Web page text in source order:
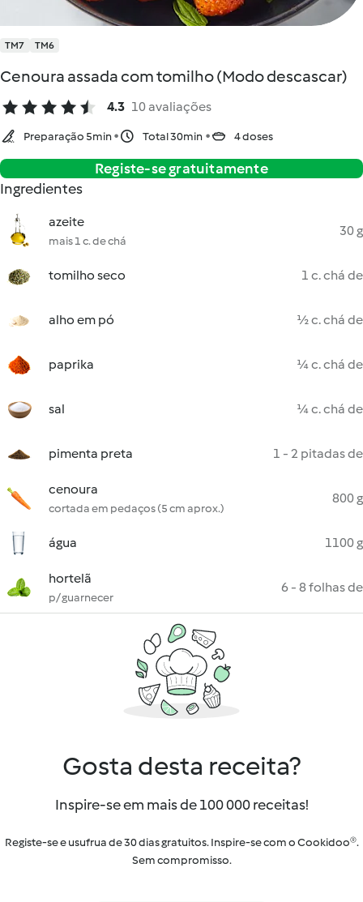
TM7 TM6
Cenoura assada com tomilho (Modo descascar)
4.3 10 avaliações
Preparação 5min Total 30min 4 doses
Registe-se gratuitamente
Ingredientes
azeite
mais 1 c. de chá
30 g
tomilho seco 1 c. chá de
alho em pó ½ c. chá de
paprika ¼ c. chá de
sal ¼ c. chá de
pimenta preta 1 - 2 pitadas de
cenoura
cortada em pedaços (5 cm aprox.)
800 g
água 1100 g
hortelã
p/ guarnecer
6 - 8 folhas de
Gosta desta receita?
Inspire-se em mais de 100 000 receitas!
Registe-se e usufrua de 30 dias gratuitos. Inspire-se com o Cookidoo®.
Sem compromisso.